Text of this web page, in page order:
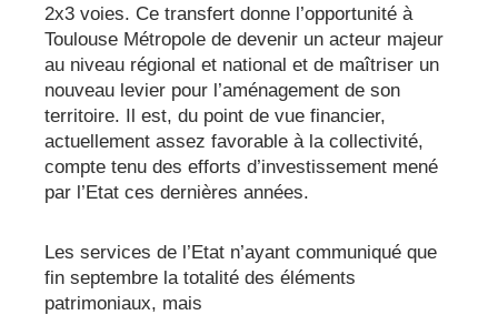
2x3 voies. Ce transfert donne l’opportunité à
Toulouse Métropole de devenir un acteur majeur
au niveau régional et national et de maîtriser un
nouveau levier pour l’aménagement de son
territoire. Il est, du point de vue financier,
actuellement assez favorable à la collectivité,
compte tenu des efforts d’investissement mené
par l’Etat ces dernières années.
Les services de l’Etat n’ayant communiqué que
fin septembre la totalité des éléments
patrimoniaux, mais